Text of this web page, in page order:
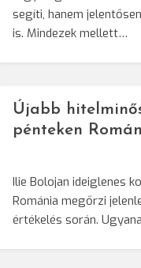
segíti, hanem
is. Mindezek mellett…
Újabb
pénteken
Ilie Bolojan ideiglenes
Románia megőrzi
értékelés során.